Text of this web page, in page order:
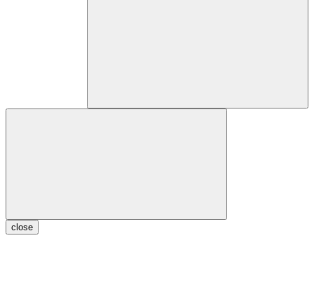
close